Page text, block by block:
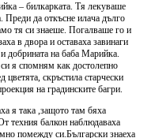
– билкарката. Тя лекуваше
Преди да откъсне илача дълго
тя си знаеше. Погалваше го и
в двора и оставаха завинаги
добрината на баба Марийка.
я спомням как достолепно
скръстила старчески
на градинските багри.
я така ,защото там бяха
техния балкон наблюдаваха
помежду си.Български знаеха